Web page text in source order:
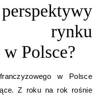
rynku
Polsce?
w Polsce
Z roku na rok rośnie